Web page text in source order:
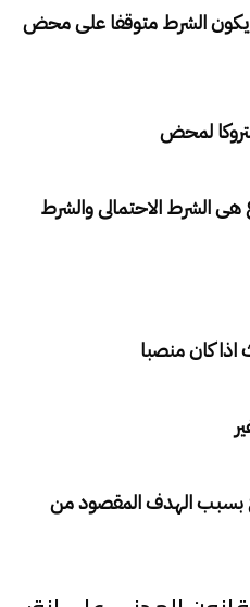
يكون الشرط متوقفا على محض
لمحض
هى الشرط الاحتمالى والشرط
اذا كان منصبا
بسبب الهدف المقصود من